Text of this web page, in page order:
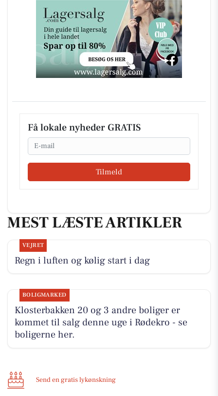
Få lokale nyheder GRATIS
Email
Tilmeld
MEST LÆSTE ARTIKLER
VEJRET
Regn i luften og kølig start i dag
BOLIGMARKED
Klosterbakken 20 og 3 andre boliger er
kommet til salg denne uge i Rødekro - se
boligerne her.
Send en gratis lykønskning